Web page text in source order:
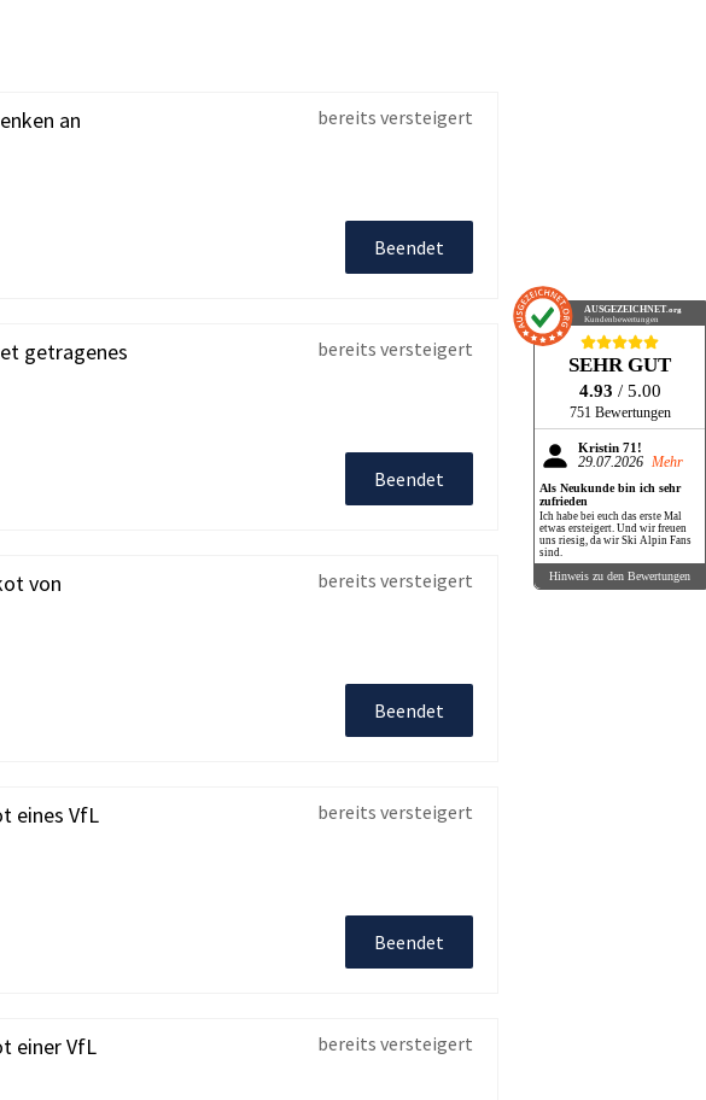
an
bereits versteigert
Beendet
getragenes
bereits versteigert
Beendet
von
bereits versteigert
Beendet
eines VfL
bereits versteigert
Beendet
einer VfL
bereits versteigert
AUSGEZEICHNET.org
Kundenbewertungen
SEHR GUT
4.93 / 5.00
751 Bewertungen
Kristin 71!
29.07.2026 Mehr
Als Neukunde bin ich sehr
zufrieden
Ich habe bei euch das erste Mal
etwas ersteigert. Und wir freuen
uns riesig, da wir Ski Alpin Fans
sind.
Hinweis zu den Bewertungen